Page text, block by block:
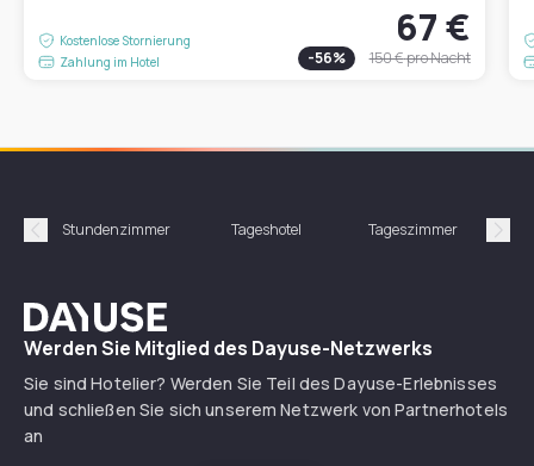
Kostenlose Stornierung
Zahlung im Hotel
67 €
-56% 150 €pro Nacht
Précédent
Stundenzimmer Tageshotel Tageszimmer
Dayuse
Werden Sie Mitglied des Dayuse-Netzwerks
Sie sind Hotelier? Werden Sie Teil des Dayuse-Erlebnisses
und schließen Sie sich unserem Netzwerk von Partnerhotels
an